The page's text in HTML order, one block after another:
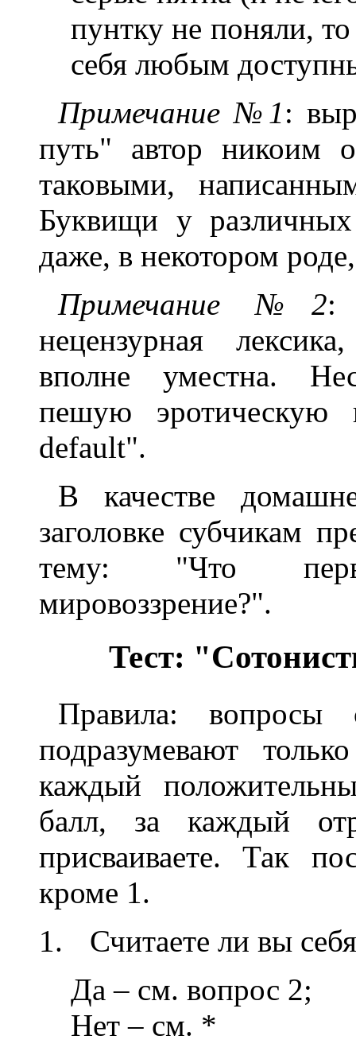
пунтку не поняли,
себя любым
Примечание №1:
путь" автор никоим
таковыми,
Буквищи у
даже, в некотором
Примечание №2:
нецензурная
вполне уместна.
пешую эротическую
default".
В качестве
заголовке субчикам
тему: "Что
мировоззрение?".
Тест:
Правила: вопросы
подразумевают
каждый
балл, за каждый
присваиваете. Так
кроме 1.
Считаете ли вы
Да – см. вопрос 2;
Нет – см. *